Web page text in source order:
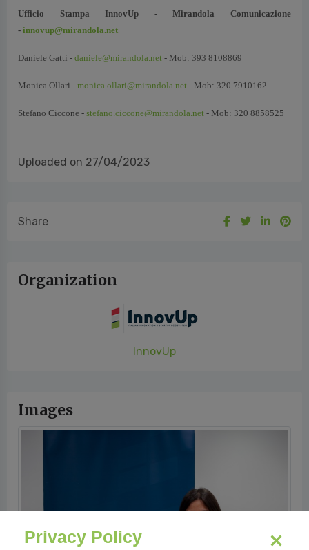
Ufficio Stampa InnovUp - Mirandola Comunicazione
- innovup@mirandola.net
Daniele Gatti - daniele@mirandola.net - Mob: 393 8108869
Monica Ollari - monica.ollari@mirandola.net - Mob: 320 7910162
Stefano Ciccone - stefano.ciccone@mirandola.net - Mob: 320 8858525
Uploaded on 27/04/2023
Share
Organization
InnovUp
Images
Privacy Policy